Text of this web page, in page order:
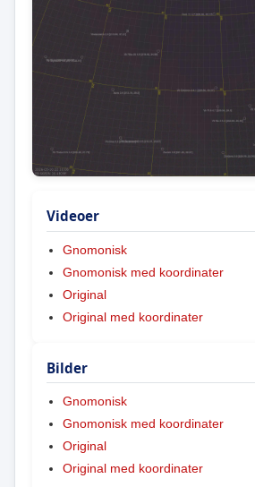
Videoer
Gnomonisk
Gnomonisk med koordinater
Original
Original med koordinater
Bilder
Gnomonisk
Gnomonisk med koordinater
Original
Original med koordinater